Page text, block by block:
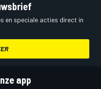
en speciale acties direct in
app